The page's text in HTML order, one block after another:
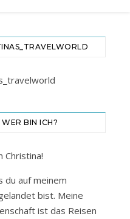
WER BIN ICH?
Christina!
du auf meinem
bist. Meine
ist das Reisen